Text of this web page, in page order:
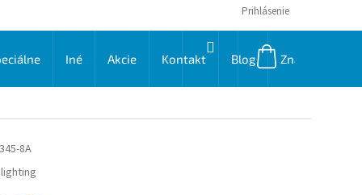
Prihlásenie
NÁKUPNÝ
KOŠÍK
Iné Akcie Kontakt Blog Značky
8A